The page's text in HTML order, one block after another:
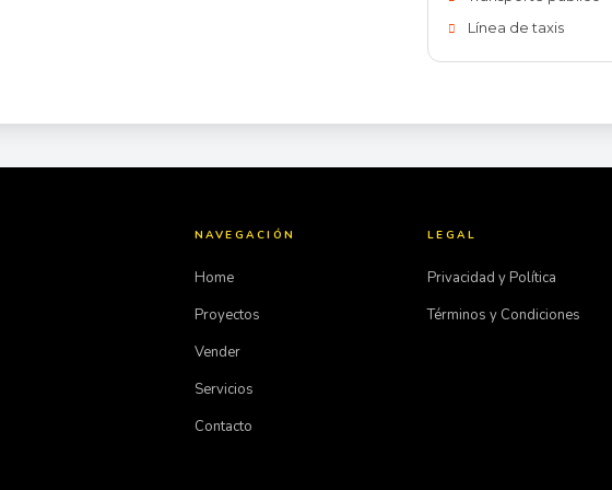
Línea de taxis
NAVEGACIÓN
Home
Proyectos
Vender
Servicios
Contacto
LEGAL
Privacidad y Política
Términos y Condiciones